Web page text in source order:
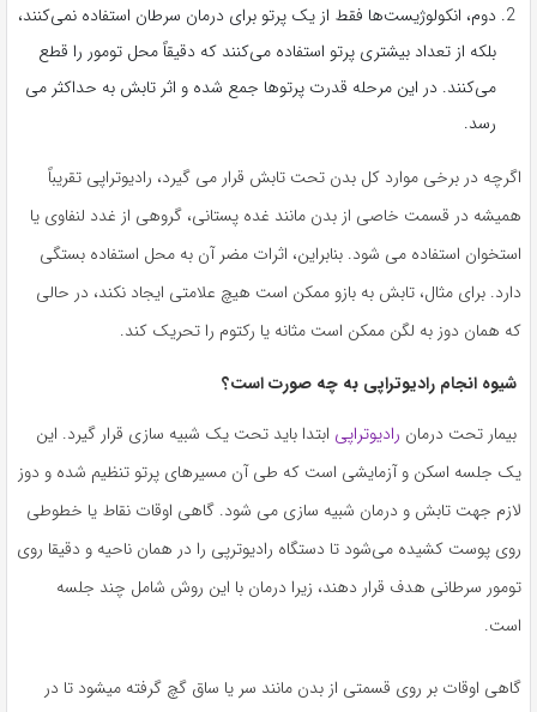
دوم، انکولوژیست‌ها فقط از یک پرتو برای درمان سرطان استفاده نمی‌کنند،
بلکه از تعداد بیشتری پرتو استفاده می‌کنند که دقیقاً محل تومور را قطع
می‌کنند. در این مرحله قدرت پرتوها جمع شده و اثر تابش به حداکثر می
رسد.
اگرچه در برخی موارد کل بدن تحت تابش قرار می گیرد، رادیوتراپی تقریباً
همیشه در قسمت خاصی از بدن مانند غده پستانی، گروهی از غدد لنفاوی یا
استخوان استفاده می شود. بنابراین، اثرات مضر آن به محل استفاده بستگی
دارد. برای مثال، تابش به بازو ممکن است هیچ علامتی ایجاد نکند، در حالی
که همان دوز به لگن ممکن است مثانه یا رکتوم را تحریک کند.
شیوه انجام رادیوتراپی به چه صورت است؟
بیمار تحت درمان رادیوتراپی ابتدا باید تحت یک شبیه سازی قرار گیرد. این
یک جلسه اسکن و آزمایشی است که طی آن مسیرهای پرتو تنظیم شده و دوز
لازم جهت تابش و درمان شبیه سازی می شود. گاهی اوقات نقاط یا خطوطی
روی پوست کشیده می‌شود تا دستگاه رادیوترپی را در همان ناحیه و دقیقا روی
تومور سرطانی هدف قرار دهند، زیرا درمان با این روش شامل چند جلسه
است.
گاهی اوقات بر روی قسمتی از بدن مانند سر یا ساق گچ گرفته میشود تا در